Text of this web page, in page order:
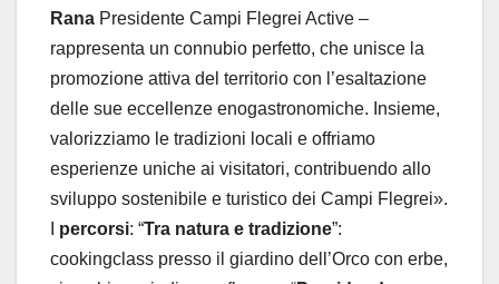
Rana Presidente Campi Flegrei Active –
rappresenta un connubio perfetto, che unisce la
promozione attiva del territorio con l’esaltazione
delle sue eccellenze enogastronomiche. Insieme,
valorizziamo le tradizioni locali e offriamo
esperienze uniche ai visitatori, contribuendo allo
sviluppo sostenibile e turistico dei Campi Flegrei».
percorsi: “Tra natura e tradizione”:
cookingclass presso il giardino dell’Orco con erbe,